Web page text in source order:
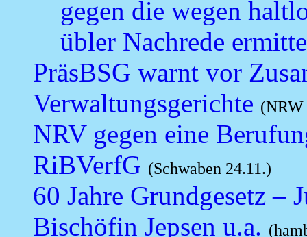
gegen die wegen
übler Nachrede
PräsBSG warnt vor
Verwaltungsgerichte (NRW
NRV gegen eine
RiBVerfG (Schwaben 24.11.)
60 Jahre Grundgesetz –
Bischöfin Jepsen u.a.